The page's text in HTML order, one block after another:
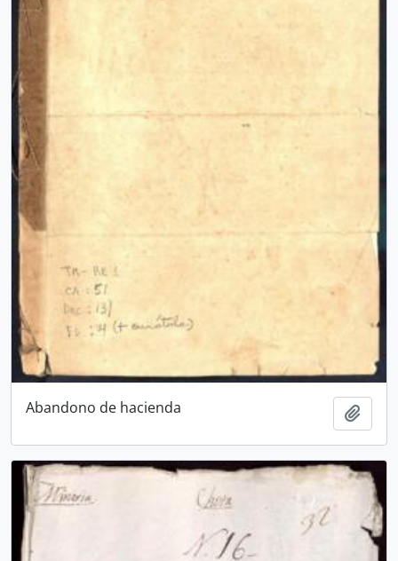
Abandono de hacienda